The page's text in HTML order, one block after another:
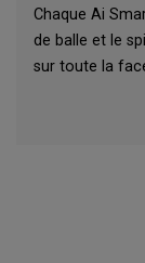
Chaque Ai
de balle et le
sur toute la